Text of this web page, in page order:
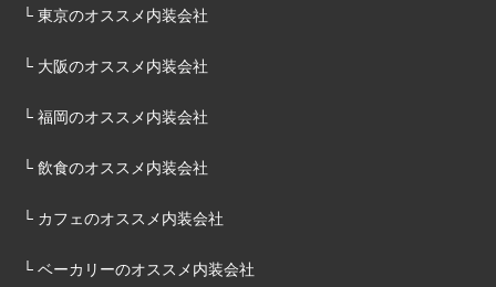
└ 東京のオススメ内装会社
└ 大阪のオススメ内装会社
└ 福岡のオススメ内装会社
└ 飲食のオススメ内装会社
└ カフェのオススメ内装会社
└ ベーカリーのオススメ内装会社